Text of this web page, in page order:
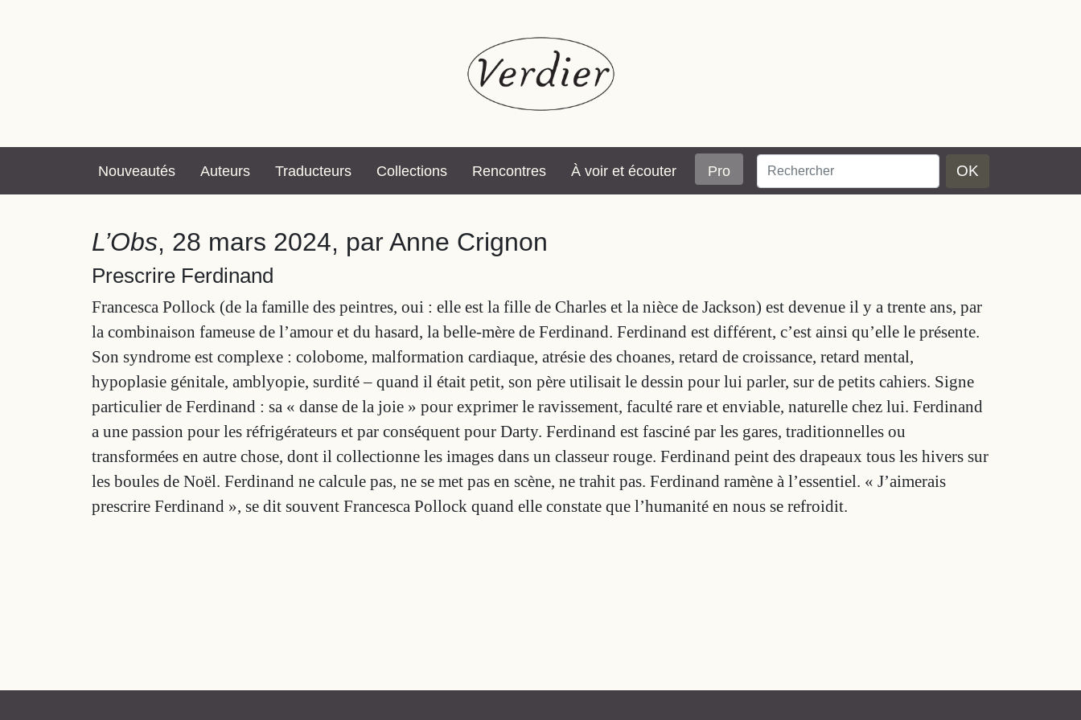
Nouveautés Auteurs Traducteurs Collections Rencontres À voir et écouter Pro OK
L’Obs, 28 mars 2024, par Anne Crignon
Prescrire Ferdinand
Francesca Pollock (de la famille des peintres, oui : elle est la fille de Charles et la nièce de Jackson) est devenue il y a trente ans, par
la combinaison fameuse de l’amour et du hasard, la belle-mère de Ferdinand. Ferdinand est différent, c’est ainsi qu’elle le présente.
Son syndrome est complexe : colobome, malformation cardiaque, atrésie des choanes, retard de croissance, retard mental,
hypoplasie génitale, amblyopie, surdité – quand il était petit, son père utilisait le dessin pour lui parler, sur de petits cahiers. Signe
particulier de Ferdinand : sa « danse de la joie » pour exprimer le ravissement, faculté rare et enviable, naturelle chez lui. Ferdinand
a une passion pour les réfrigérateurs et par conséquent pour Darty. Ferdinand est fasciné par les gares, traditionnelles ou
transformées en autre chose, dont il collectionne les images dans un classeur rouge. Ferdinand peint des drapeaux tous les hivers sur
les boules de Noël. Ferdinand ne calcule pas, ne se met pas en scène, ne trahit pas. Ferdinand ramène à l’essentiel. « J’aimerais
prescrire Ferdinand », se dit souvent Francesca Pollock quand elle constate que l’humanité en nous se refroidit.